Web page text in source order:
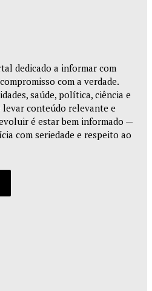
dedicado a informar com
com a verdade.
saúde, política, ciência e
levar conteúdo relevante e
é estar bem informado —
com seriedade e respeito ao